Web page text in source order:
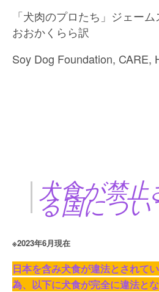
「犬肉のプロたち」ジェー
おおかくらら訳
Soy Dog Foundation,
犬食が禁
る国につい
※2023年6月現在
日本を含み犬食が違法とされて
為、以下に犬食が完全に違法と